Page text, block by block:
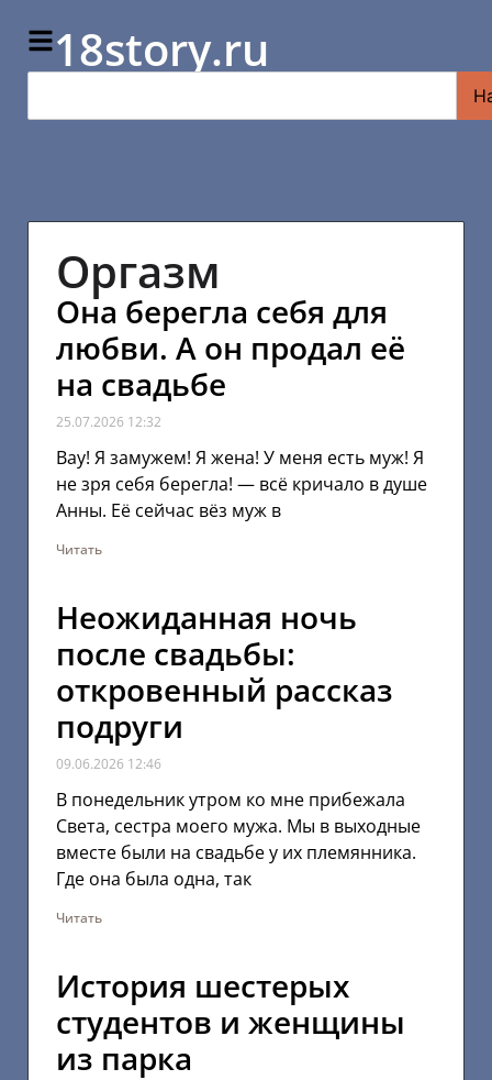
18story.ru
Оргазм
Она берегла себя для
любви. А он продал её
на свадьбе
25.07.2026 12:32
Вау! Я замужем! Я жена! У меня есть муж! Я
не зря себя берегла! — всё кричало в душе
Анны. Её сейчас вёз муж в
Читать
Неожиданная ночь
после свадьбы:
откровенный рассказ
подруги
09.06.2026 12:46
В понедельник утром ко мне прибежала
Света, сестра моего мужа. Мы в выходные
вместе были на свадьбе у их племянника.
Где она была одна, так
Читать
История шестерых
студентов и женщины
из парка